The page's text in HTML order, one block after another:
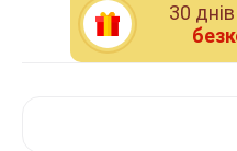
30